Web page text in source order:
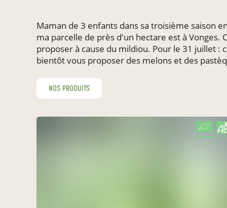
Maman de 3 enfants dans sa troisième saison
ma parcelle de près d'un hectare est à
proposer à cause du mildiou. Pour le 31 juillet :
bientôt vous proposer des melons et des
nos produits
AGRICULTURE FRANCE